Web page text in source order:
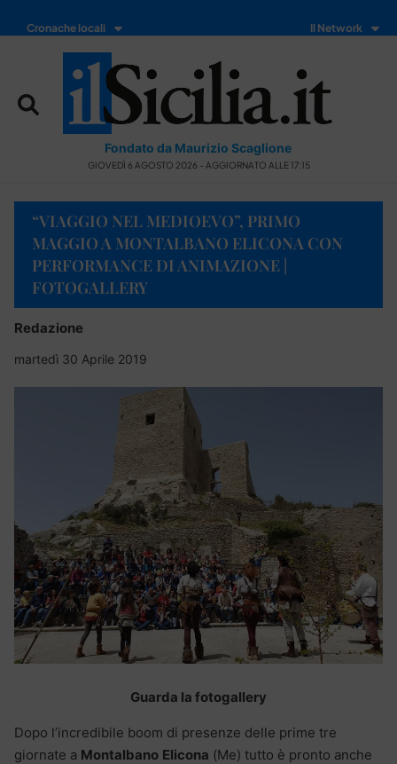
Cronache locali Il Network
Fondato da Maurizio Scaglione
GIOVEDÌ 6 AGOSTO 2026 - AGGIORNATO ALLE 17:15
“VIAGGIO NEL MEDIOEVO”, PRIMO
MAGGIO A MONTALBANO ELICONA CON
PERFORMANCE DI ANIMAZIONE |
FOTOGALLERY
Redazione
martedì 30 Aprile 2019
Guarda la fotogallery
Dopo l’incredibile boom di presenze delle prime tre
giornate a Montalbano Elicona (Me) tutto è pronto anche